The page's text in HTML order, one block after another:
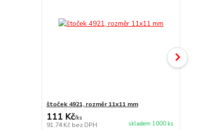
štoček 4921, rozměr 11x11 mm
111 Kč/ks
91,74 Kč bez DPH skladem 1000 ks